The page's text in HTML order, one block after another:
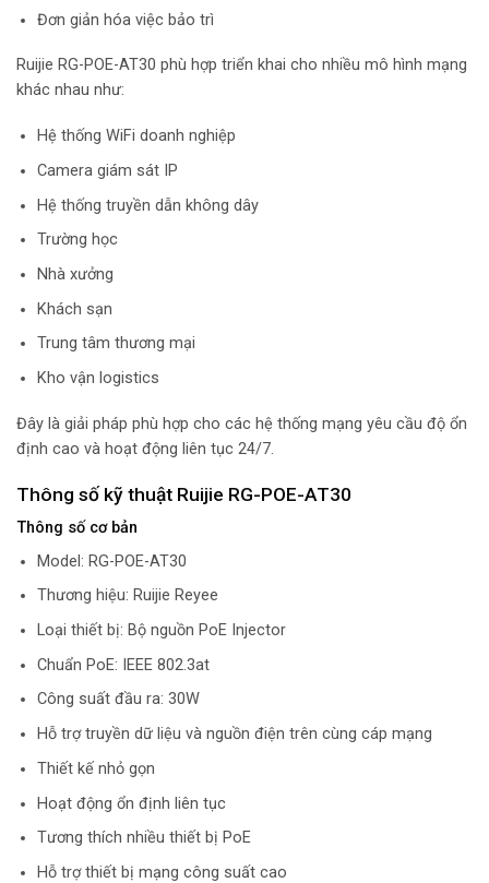
Đơn giản hóa việc bảo trì
Ruijie RG-POE-AT30 phù hợp triển khai cho nhiều mô hình mạng
khác nhau như:
Hệ thống WiFi doanh nghiệp
Camera giám sát IP
Hệ thống truyền dẫn không dây
Trường học
Nhà xưởng
Khách sạn
Trung tâm thương mại
Kho vận logistics
Đây là giải pháp phù hợp cho các hệ thống mạng yêu cầu độ ổn
định cao và hoạt động liên tục 24/7.
Thông số kỹ thuật Ruijie RG-POE-AT30
Thông số cơ bản
Model: RG-POE-AT30
Thương hiệu: Ruijie Reyee
Loại thiết bị: Bộ nguồn PoE Injector
Chuẩn PoE: IEEE 802.3at
Công suất đầu ra: 30W
Hỗ trợ truyền dữ liệu và nguồn điện trên cùng cáp mạng
Thiết kế nhỏ gọn
Hoạt động ổn định liên tục
Tương thích nhiều thiết bị PoE
Hỗ trợ thiết bị mạng công suất cao